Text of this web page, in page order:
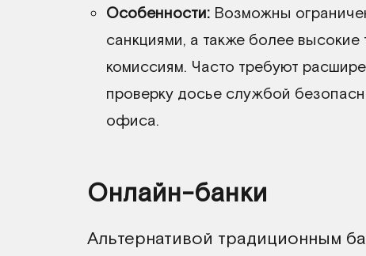
Особенности: Возможны
санкциями, а также более
комиссиям. Часто требуют
проверку досье службой
офиса.
Онлайн-банки
Альтернативой традиционным